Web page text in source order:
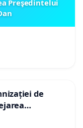
Preşedintelui
de